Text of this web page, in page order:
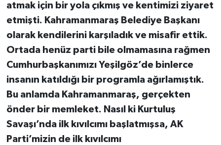
atmak için bir yola çıkmış ve kentimizi ziyaret
etmişti. Kahramanmaraş Belediye Başkanı
olarak kendilerini karşıladık ve misafir ettik.
Ortada henüz parti bile olmamasına rağmen
Cumhurbaşkanımızı Yeşilgöz’de binlerce
insanın katıldığı bir programla ağırlamıştık.
Bu anlamda Kahramanmaraş, gerçekten
önder bir memleket. Nasıl ki Kurtuluş
Savaşı’nda ilk kıvılcımı başlatmışsa, AK
Parti’mizin de ilk kıvılcımı